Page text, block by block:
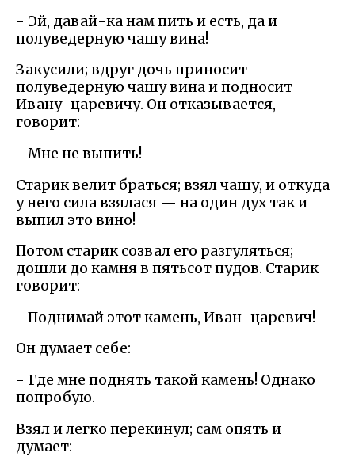
- Эй, давай-ка нам пить и есть, да и
полуведерную чашу вина!
Закусили; вдруг дочь приносит
полуведерную чашу вина и подносит
Ивану-царевичу. Он отказывается,
говорит:
- Мне не выпить!
Старик велит браться; взял чашу, и откуда
у него сила взялася — на один дух так и
выпил это вино!
Потом старик созвал его разгуляться;
дошли до камня в пятьсот пудов. Старик
говорит:
- Поднимай этот камень, Иван-царевич!
Он думает себе:
- Где мне поднять такой камень! Однако
попробую.
Взял и легко перекинул; сам опять и
думает: